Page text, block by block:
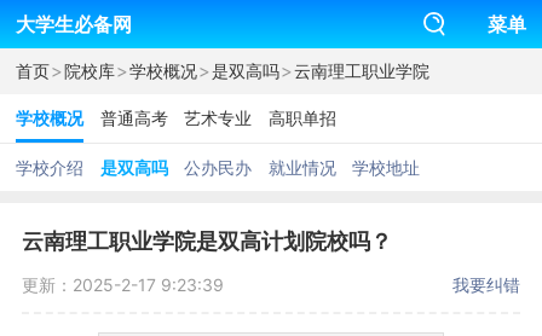
大学生必备网 菜单
首页>院校库>学校概况>是双高吗>云南理工职业学院
学校概况 普通高考 艺术专业 高职单招
学校介绍 是双高吗 公办民办 就业情况 学校地址
云南理工职业学院是双高计划院校吗？
更新：2025-2-17 9:23:39 我要纠错